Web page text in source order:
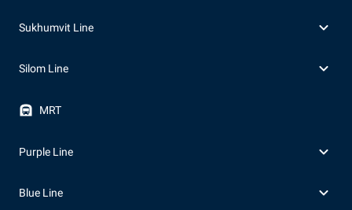
Sukhumvit Line
Silom Line
MRT
Purple Line
Blue Line